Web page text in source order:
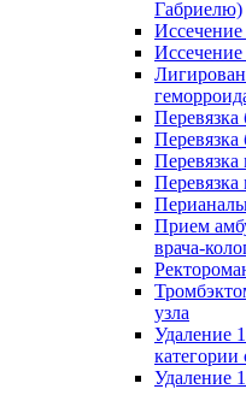
Габриелю)
Перевязка
Перевязка
Перевязка
Перевязка
Прием
врача-
узла
Удаление
категории
Удаление